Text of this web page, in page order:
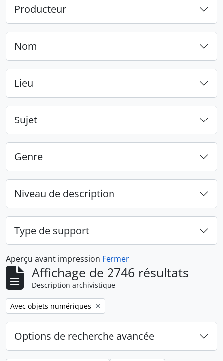
Producteur
Nom
Lieu
Sujet
Genre
Niveau de description
Type de support
Aperçu avant impression Fermer
Affichage de 2746 résultats
Description archivistique
Remove filter:
Avec objets numériques
Options de recherche avancée